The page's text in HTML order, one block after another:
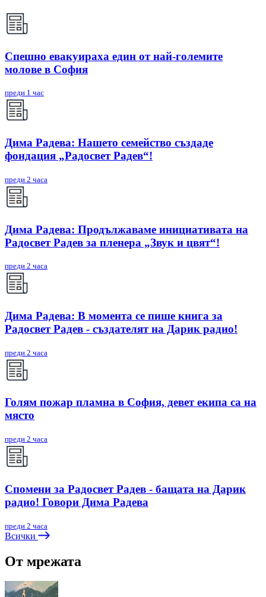
Спешно евакуираха един от най-големите
молове в София
преди 1 час
Дима Радева: Нашето семейство създаде
фондация „Радосвет Радев“!
преди 2 часа
Дима Радева: Продължаваме инициативата на
Радосвет Радев за пленера „Звук и цвят“!
преди 2 часа
Дима Радева: В момента се пише книга за
Радосвет Радев - създателят на Дарик радио!
преди 2 часа
Голям пожар пламна в София, девет екипа са на
място
преди 2 часа
Спомени за Радосвет Радев - бащата на Дарик
радио! Говори Дима Радева
преди 2 часа
Всички
От мрежата